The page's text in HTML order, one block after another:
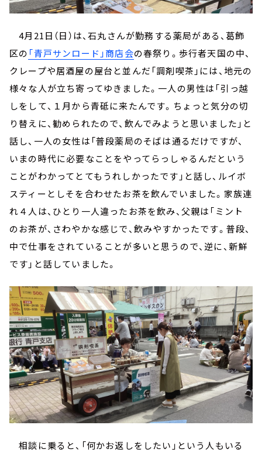
4月21日（日）は、石丸さんが勤務する薬局がある、葛飾
区の 「青戸サンロード」商店会の春祭り。歩行者天国の中、
クレープや居酒屋の屋台と並んだ「調剤喫茶」には、地元の
様々な人が立ち寄ってゆきました。一人の男性は「引っ越
しをして、１月から青砥に来たんです。ちょっと気分の切
り替えに、勧められたので、飲んでみようと思いました」と
話し、一人の女性は「普段薬局のそばは通るだけですが、
いまの時代に必要なことをやってらっしゃるんだという
ことがわかってとてもうれしかったです」と話し、ルイボ
スティーとしそを合わせたお茶を飲んでいました。家族連
れ４人は、ひとり一人違ったお茶を飲み、父親は「ミント
のお茶が、さわやかな感じで、飲みやすかったです。普段、
中で仕事をされていることが多いと思うので、逆に、新鮮
です」と話していました。
相談に乗ると、「何かお返しをしたい」という人もいる